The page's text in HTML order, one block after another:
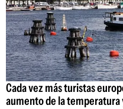
Cada vez más turistas
aumento de la temperatura